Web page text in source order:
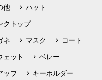
他 ハット
クトップ
ネ マスク コート
ェット ベレー
ップ キーホルダー